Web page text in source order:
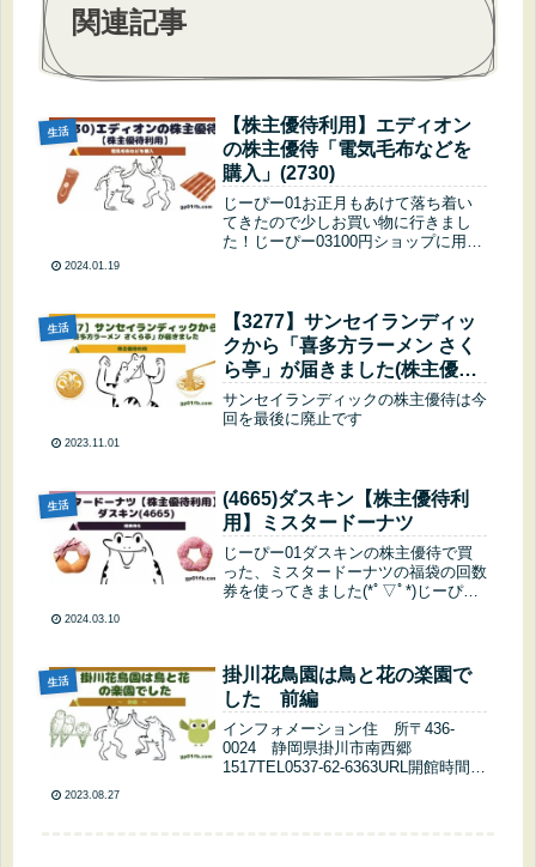
関連記事
生活
【株主優待利用】エディオン
の株主優待「電気毛布などを
購入」(2730)
じーぴー01お正月もあけて落ち着い
てきたので少しお買い物に行きまし
た！じーぴー03100円ショップに用事
ィオンの優待券が残っているし、初
売...
2024.01.19
生活
【3277】サンセイランディッ
クから「喜多方ラーメン さく
ら亭」が届きました(株主優待
廃止)
サンセイランディックの株主優待は今
回を最後に廃止です
2023.11.01
生活
(4665)ダスキン【株主優待利
用】ミスタードーナツ
じーぴー01ダスキンの株主優待で買
った、ミスタードーナツの福袋の回数
券を使ってきました(*ﾟ▽ﾟ*)じーぴー
ドーナツ つぼ...
2024.03.10
生活
掛川花鳥園は鳥と花の楽園で
した 前編
インフォメーション住 所〒436-
0024 静岡県掛川市南西郷
1517TEL0537-62-6363URL開館時間
2023.08.27